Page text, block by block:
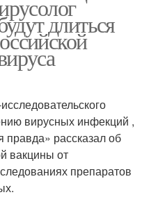
длиться
вирусных инфекций ,
рассказал об
вакцины от
препаратов